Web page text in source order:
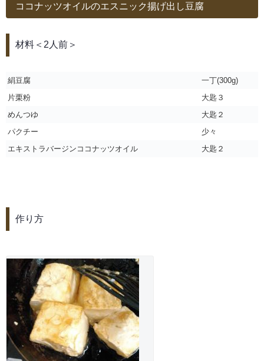
ココナッツオイルのエスニック揚げ出し豆腐
材料＜2人前＞
絹豆腐
一丁(300g)
片栗粉
大匙３
めんつゆ
大匙２
パクチー
少々
エキストラバージンココナッツオイル
大匙２
作り方